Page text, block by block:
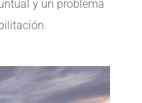
y un problema